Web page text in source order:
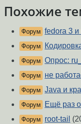
Похожие
Форум fedora 3
Форум
Форум Опрос:
Форум не
Форум Java и
Форум Ещё раз
Форум root-tail